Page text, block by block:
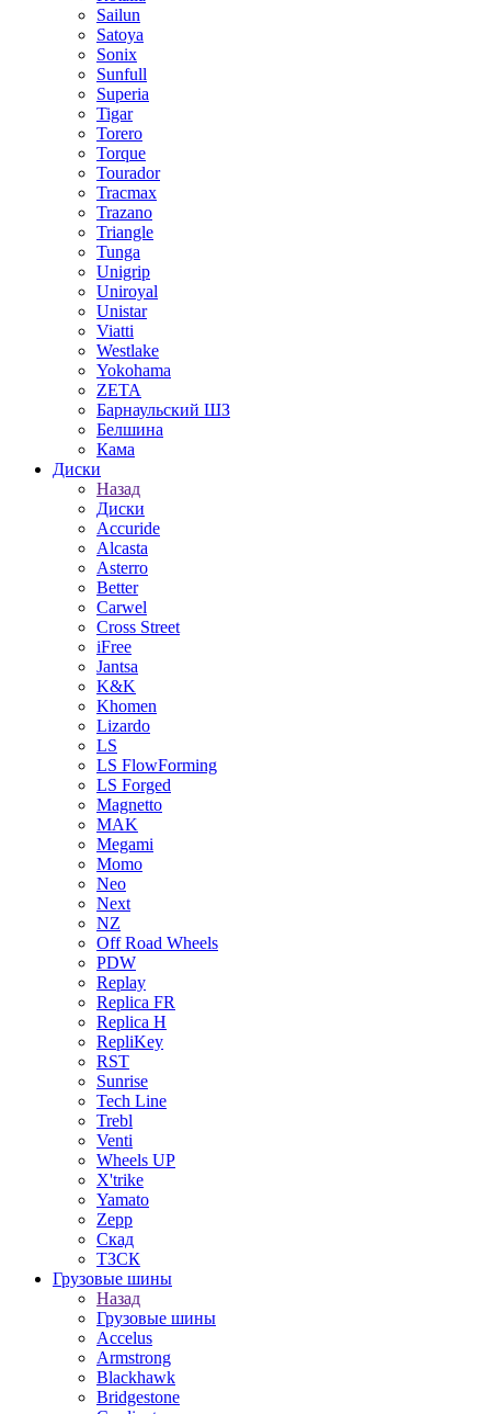
Sailun
Satoya
Sonix
Sunfull
Superia
Tigar
Torero
Torque
Tourador
Tracmax
Trazano
Triangle
Tunga
Unigrip
Uniroyal
Unistar
Viatti
Westlake
Yokohama
ZETA
Барнаульский ШЗ
Белшина
Кама
Диски
Назад
Диски
Accuride
Alcasta
Asterro
Better
Carwel
Cross Street
iFree
Jantsa
K&K
Khomen
Lizardo
LS
LS FlowForming
LS Forged
Magnetto
MAK
Megami
Momo
Neo
Next
NZ
Off Road Wheels
PDW
Replay
Replica FR
Replica H
RepliKey
RST
Sunrise
Tech Line
Trebl
Venti
Wheels UP
X'trike
Yamato
Zepp
Скад
ТЗСК
Грузовые шины
Назад
Грузовые шины
Accelus
Armstrong
Blackhawk
Bridgestone